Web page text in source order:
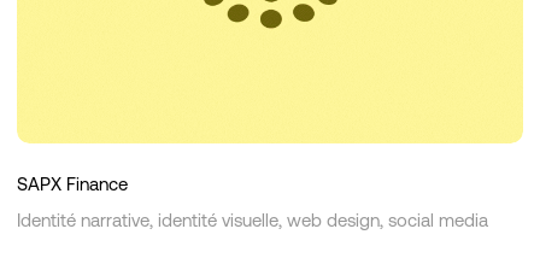
SAPX Finance
Identité narrative, identité visuelle, web design, social media